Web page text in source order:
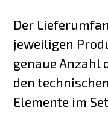
Der
jeweiligen
genaue Anzahl
den
Elemente im